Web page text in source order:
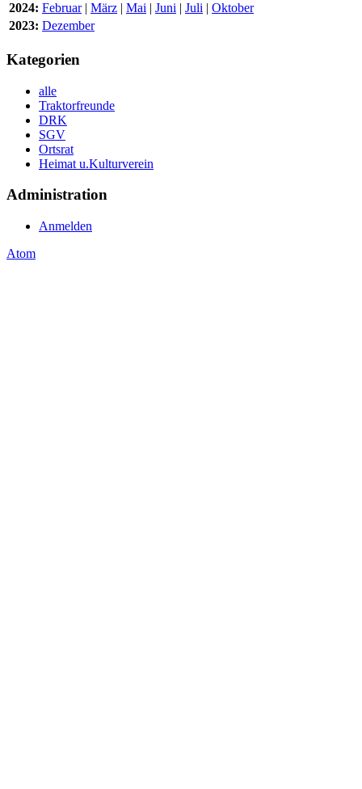
2024: Februar| März | Mai | Juni | Juli | Oktober
2023: Dezember
Kategorien
alle
Traktorfreunde
DRK
SGV
Ortsrat
Heimat u.Kulturverein
Administration
Anmelden
Atom